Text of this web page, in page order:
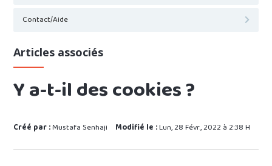
Contact/Aide
Articles associés
Y a-t-il des cookies ?
Créé par :Mustafa Senhaji Modifié le :Lun, 28 Févr., 2022 à 2:38 H